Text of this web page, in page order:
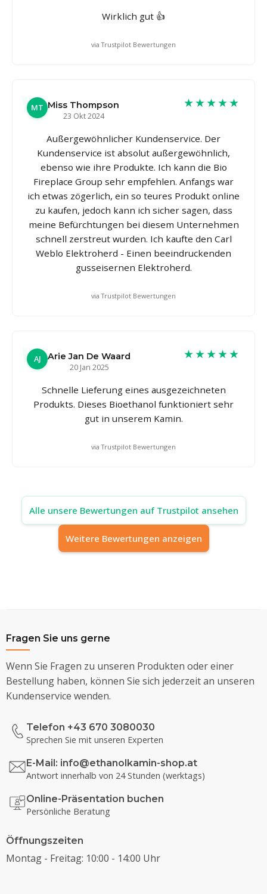
Wirklich gut 👍
via Trustpilot Bewertungen
MT Miss Thompson
23 Okt 2024
★★★★★
Außergewöhnlicher Kundenservice. Der
Kundenservice ist absolut außergewöhnlich,
ebenso wie ihre Produkte. Ich kann die Bio
Fireplace Group sehr empfehlen. Anfangs war
ich etwas zögerlich, ein so teures Produkt online
zu kaufen, jedoch kann ich sicher sagen, dass
meine Befürchtungen bei diesem Unternehmen
schnell zerstreut wurden. Ich kaufte den Carl
Weblo Elektroherd - Einen beeindruckenden
gusseisernen Elektroherd.
via Trustpilot Bewertungen
AJ
Arie Jan De Waard
20 Jan 2025
★★★★★
Schnelle Lieferung eines ausgezeichneten
Produkts. Dieses Bioethanol funktioniert sehr
gut in unserem Kamin.
via Trustpilot Bewertungen
Alle unsere Bewertungen auf Trustpilot ansehen
Weitere Bewertungen anzeigen
Fragen Sie uns gerne
Wenn Sie Fragen zu unseren Produkten oder einer
Bestellung haben, können Sie sich jederzeit an unseren
Kundenservice wenden.
Telefon +43 670 3080030
Sprechen Sie mit unseren Experten
E-Mail: info@ethanolkamin-shop.at
Antwort innerhalb von 24 Stunden (werktags)
Online-Präsentation buchen
Persönliche Beratung
Öffnungszeiten
Montag - Freitag: 10:00 - 14:00 Uhr